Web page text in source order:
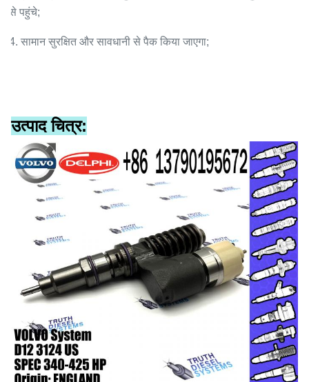
से पहुंचे;
4. सामान सुरक्षित और सावधानी से पैक किया जाएगा;
उत्पाद चित्र: